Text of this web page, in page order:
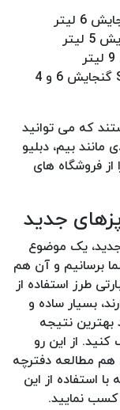
لیتر
زودپز دوقلو تفال مدل Secure Trendy گنجایش 6 و 4
که می توانید
مانند بیم، دبلیو
فروشگاه های
جدید
یک موضوع
برسانیم و آن هم
طرز استفاده از
بسیار ساده و
بهترین نتیجه
از این رو
مطالعه دفترچه
استفاده از این
کسب نمایید.